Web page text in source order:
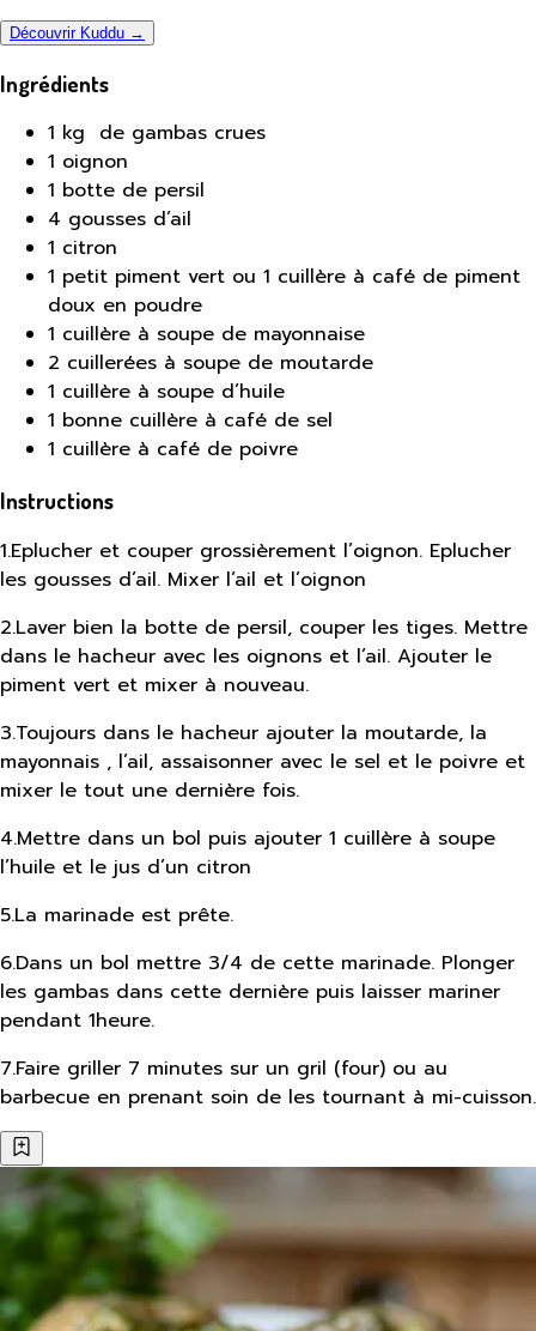
Découvrir Kuddu →
Ingrédients
1 kg de gambas crues
1 oignon
1 botte de persil
4 gousses d’ail
1 citron
1 petit piment vert ou 1 cuillère à café de piment
doux en poudre
1 cuillère à soupe de mayonnaise
2 cuillerées à soupe de moutarde
1 cuillère à soupe d’huile
1 bonne cuillère à café de sel
1 cuillère à café de poivre
Instructions
1.Eplucher et couper grossièrement l’oignon. Eplucher
les gousses d’ail. Mixer l’ail et l’oignon
2.Laver bien la botte de persil, couper les tiges. Mettre
dans le hacheur avec les oignons et l’ail. Ajouter le
piment vert et mixer à nouveau.
3.Toujours dans le hacheur ajouter la moutarde, la
mayonnais , l’ail, assaisonner avec le sel et le poivre et
mixer le tout une dernière fois.
4.Mettre dans un bol puis ajouter 1 cuillère à soupe
l’huile et le jus d’un citron
5.La marinade est prête.
6.Dans un bol mettre 3/4 de cette marinade. Plonger
les gambas dans cette dernière puis laisser mariner
pendant 1heure.
7.Faire griller 7 minutes sur un gril (four) ou au
barbecue en prenant soin de les tournant à mi-cuisson.